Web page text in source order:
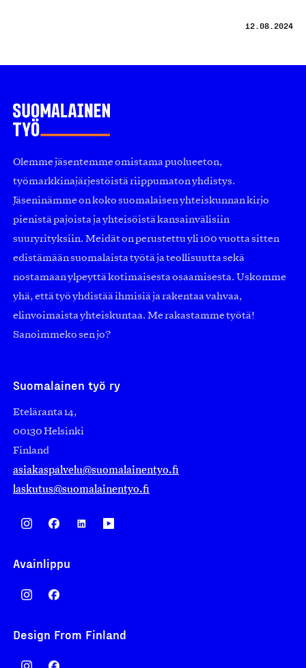
12.08.2024
Olemme jäsentemme omistama puolueeton,
työmarkkinajärjestöistä riippumaton yhdistys.
Jäseninämme on koko suomalaisen yhteiskunnan kirjo
pienistä pajoista ja yhteisöistä kansainvälisiin
suuryrityksiin. Meidät on perustettu yli 100 vuotta sitten
edistämään suomalaista työtä ja teollisuutta sekä
nostamaan ylpeyttä kotimaisesta osaamisesta. Uskomme
yhä, että työ yhdistää ihmisiä ja rakentaa vahvaa,
elinvoimaista yhteiskuntaa. Me rakastamme työtä!
Sanoimmeko sen jo?
Suomalainen työ ry
Eteläranta 14,
00130 Helsinki
Finland
asiakaspalvelu@suomalainentyo.fi
laskutus@suomalainentyo.fi
Avainlippu
Design From Finland